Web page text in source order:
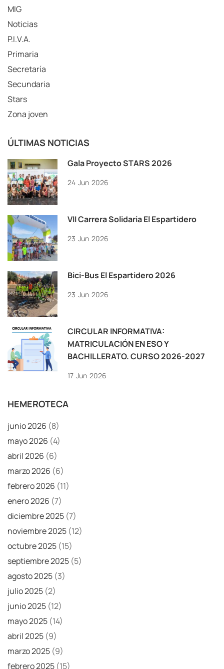
MIG
Noticias
P.I.V.A.
Primaria
Secretaría
Secundaria
Stars
Zona joven
ÚLTIMAS NOTICIAS
Gala Proyecto STARS 2026
24 Jun 2026
VII Carrera Solidaria El Espartidero
23 Jun 2026
Bici-Bus El Espartidero 2026
23 Jun 2026
CIRCULAR INFORMATIVA:
MATRICULACIÓN EN ESO Y
BACHILLERATO. CURSO 2026-2027
17 Jun 2026
HEMEROTECA
junio 2026 (8)
mayo 2026 (4)
abril 2026 (6)
marzo 2026 (6)
febrero 2026 (11)
enero 2026 (7)
diciembre 2025 (7)
noviembre 2025 (12)
octubre 2025 (15)
septiembre 2025 (5)
agosto 2025 (3)
julio 2025 (2)
junio 2025 (12)
mayo 2025 (14)
abril 2025 (9)
marzo 2025 (9)
febrero 2025 (15)